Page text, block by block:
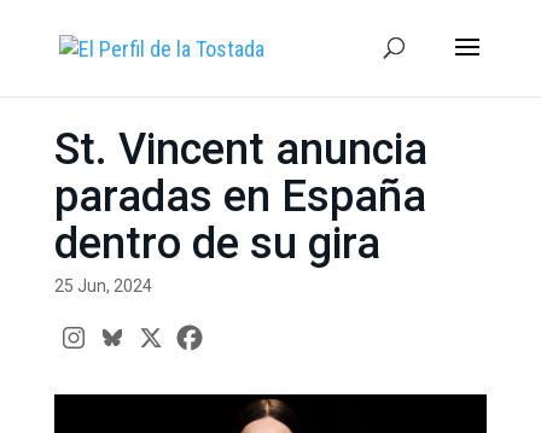
St. Vincent anuncia
paradas en España
dentro de su gira
25 Jun, 2024